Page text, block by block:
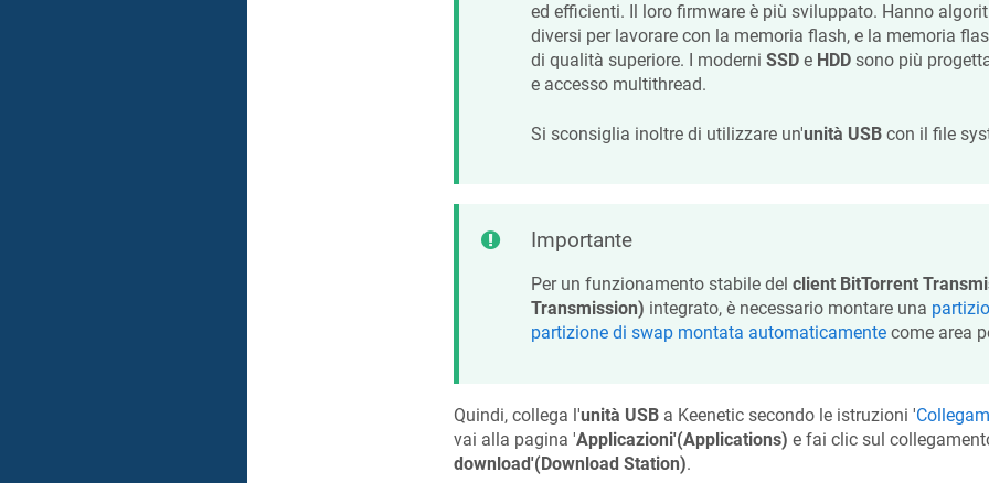
ed efficienti. Il loro firmware è più sviluppato. Hanno
diversi per lavorare con la memoria flash, e la memoria
di qualità superiore. I moderni SSDe HDDsono più
e accesso multithread.
Si sconsiglia inoltre di utilizzare un'unità USBcon il file
Importante
Per un funzionamento stabile del client BitTorrent
Transmission) integrato, è necessario montare una
partizione di swap montata automaticamentecome area
Quindi, collega l'unità USBa Keeneticsecondo le istruzioni '
vai alla pagina 'Applicazioni'(Applications) e fai clic sul
download'(Download Station).